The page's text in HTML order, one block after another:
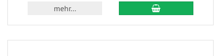
mehr...